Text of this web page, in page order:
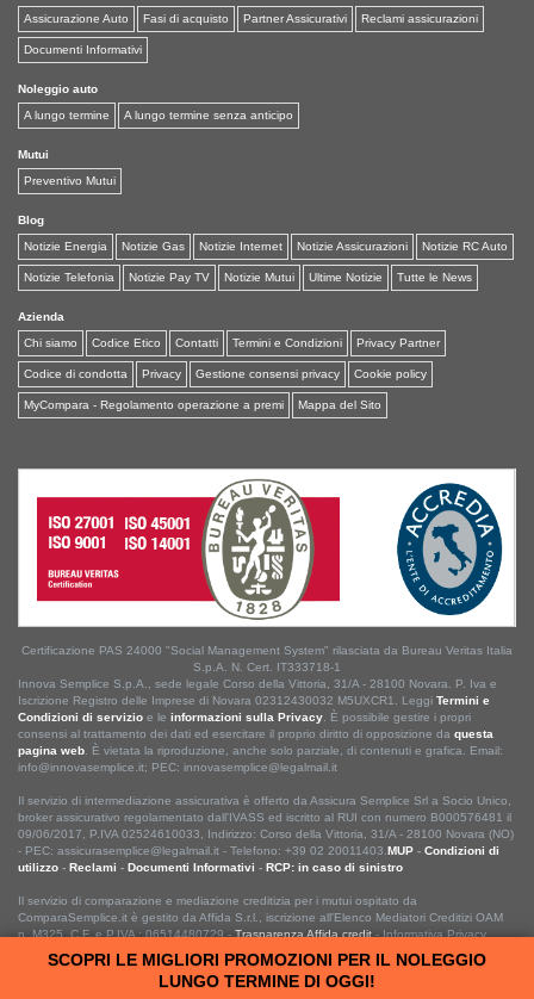
Assicurazione Auto
Fasi di acquisto Partner Assicurativi Reclami assicurazioni
Documenti Informativi
Noleggio auto
A lungo termine
A lungo termine senza anticipo
Mutui
Preventivo Mutui
Blog
Notizie Energia
Notizie Gas Notizie Internet Notizie Assicurazioni Notizie RC Auto
Notizie Telefonia Notizie Pay TV Notizie Mutui Ultime Notizie Tutte le News
Azienda
Chi siamo
Codice Etico Contatti Termini e Condizioni Privacy Partner
Codice di condotta Privacy Gestione consensi privacy Cookie policy
MyCompara - Regolamento operazione a premi Mappa del Sito
Certificazione PAS 24000 "Social Management System" rilasciata da Bureau Veritas Italia
S.p.A. N. Cert. IT333718-1
Innova Semplice S.p.A., sede legale Corso della Vittoria, 31/A - 28100 Novara. P. Iva e
Iscrizione Registro delle Imprese di Novara 02312430032 M5UXCR1. Leggi Termini e
Condizioni di servizio e le informazioni sulla Privacy . È possibile gestire i propri
consensi al trattamento dei dati ed esercitare il proprio diritto di opposizione da questa
pagina web . È vietata la riproduzione, anche solo parziale, di contenuti e grafica. Email:
info@innovasemplice.it; PEC: innovasemplice@legalmail.it
Il servizio di intermediazione assicurativa è offerto da Assicura Semplice Srl a Socio Unico,
broker assicurativo regolamentato dall'IVASS ed iscritto al RUI con numero B000576481 il
09/06/2017, P.IVA 02524610033, Indirizzo: Corso della Vittoria, 31/A - 28100 Novara (NO)
- PEC: assicurasemplice@legalmail.it - Telefono: +39 02 20011403. MUP - Condizioni di
utilizzo - Reclami - Documenti Informativi - RCP: in caso di sinistro
Il servizio di comparazione e mediazione creditizia per i mutui ospitato da
ComparaSemplice.it è gestito da Affida S.r.l., iscrizione all'Elenco Mediatori Creditizi OAM
n. M325, C.F. e P.IVA : 06514480729 - Trasparenza Affida.credit - Informativa Privacy
ComparaSemplice.it © ® 2013 • 2026
SCOPRI LE MIGLIORI PROMOZIONI PER IL NOLEGGIO
LUNGO TERMINE DI OGGI!